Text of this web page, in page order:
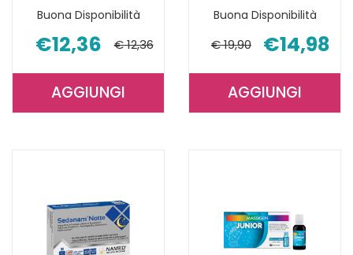
Buona Disponibilità
€12,36 € 12,36
AGGIUNGIAGGIUNGI ESI
CARRELLO
Buona Disponibilità
€ 19,90 €14,98
AGGIUNGIAGGIUNGI